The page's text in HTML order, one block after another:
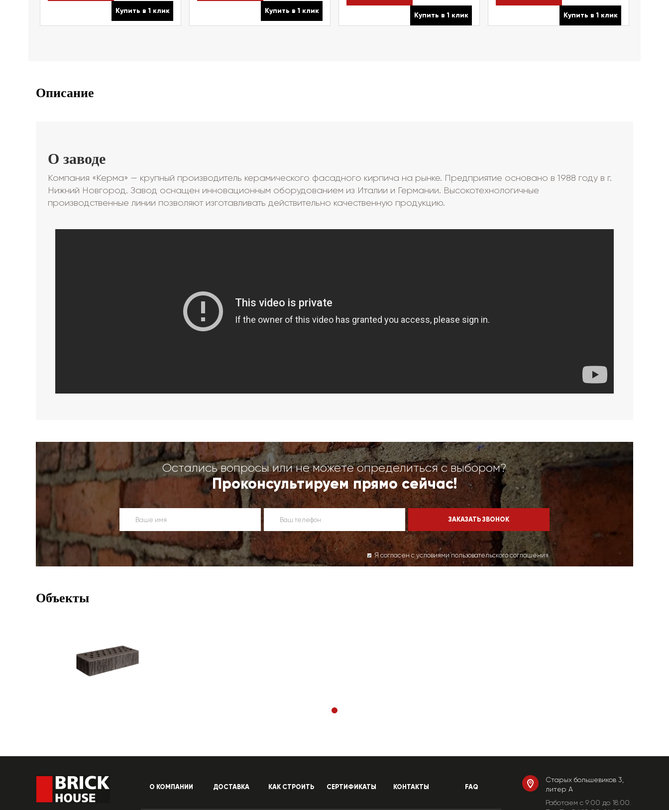
Купить в 1 клик Купить в 1 клик
Купить в 1 клик Купить в 1 клик
Описание
О заводе
Компания «Керма» — крупный производитель керамического фасадного кирпича на рынке. Предприятие основано в 1988 году в г.
Нижний Новгород. Завод оснащен инновационным оборудованием из Италии и Германии. Высокотехнологичные
производственные линии позволяют изготавливать действительно качественную продукцию.
Остались вопросы или не можете определиться с выбором?
Проконсультируем прямо сейчас!
Я согласен с условиями пользовательского соглашения
Объекты
О КОМПАНИИ ДОСТАВКА КАК СТРОИТЬ СЕРТИФИКАТЫ КОНТАКТЫ FAQ
Старых большевиков 3,
литер А
Работаем c 9:00 до 18:00.